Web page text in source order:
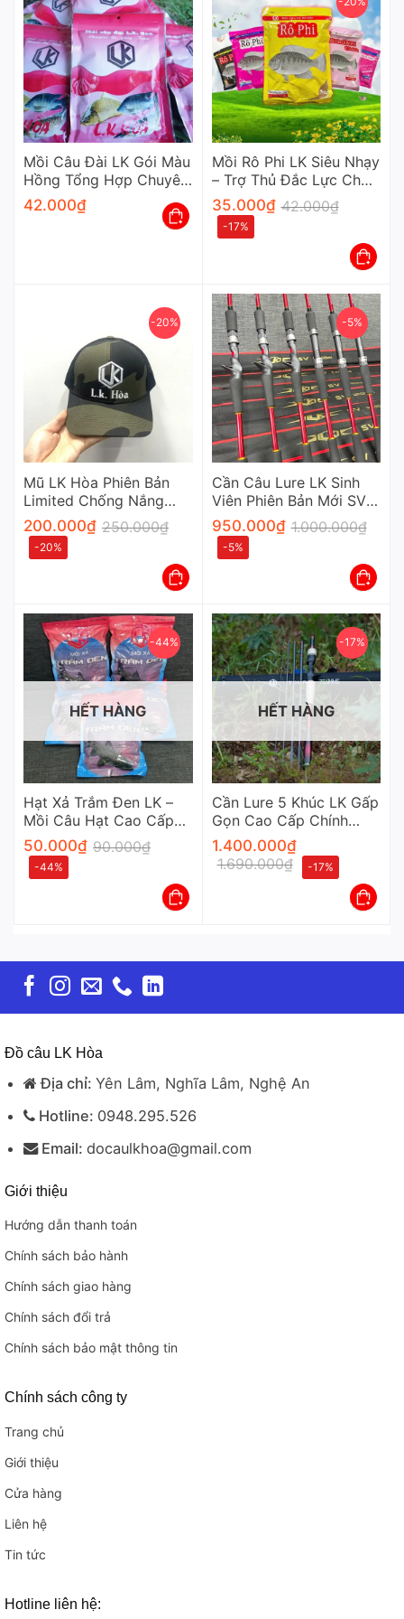
Mồi Câu Đài LK Gói Màu
Hồng Tổng Hợp Chuyên
Câu Cá Rô Chép Trắm
42.000₫
Mồi Rô Phi LK Siêu Nhạy
– Trợ Thủ Đắc Lực Cho
Mọi Cần Thủ Chuyên
Nghiệp
35.000₫ 42.000₫
-17%
-20%
Mũ LK Hòa Phiên Bản
Limited Chống Nắng
Cao Cấp Cho Cần Thủ
200.000₫ 250.000₫
-20%
-5%
Cần Câu Lure LK Sinh
Viên Phiên Bản Mới SV
Carbon Xoắn Khoen Fuji
950.000₫ 1.000.000₫
-5%
-44%
HẾT HÀNG
Hạt Xả Trắm Đen LK –
Mồi Câu Hạt Cao Cấp
Chuyên Dụng Cho Cần
Thủ
50.000₫ 90.000₫
-44%
-17%
HẾT HÀNG
Cần Lure 5 Khúc LK Gấp
Gọn Cao Cấp Chính
Hãng
1.400.000₫
1.690.000₫ -17%
Đồ câu LK Hòa
Địa chỉ: Yên Lâm, Nghĩa Lâm, Nghệ An
Hotline: 0948.295.526
Email: docaulkhoa@gmail.com
Giới thiệu
Hướng dẫn thanh toán
Chính sách bảo hành
Chính sách giao hàng
Chính sách đổi trả
Chính sách bảo mật thông tin
Chính sách công ty
Trang chủ
Giới thiệu
Cửa hàng
Liên hệ
Tin tức
Hotline liên hệ: